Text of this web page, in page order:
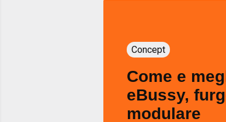
Concept
Come e
eBussy,
modulare